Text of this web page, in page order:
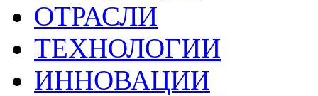
ОТРАСЛИ
ТЕХНОЛОГИИ
ИННОВАЦИИ